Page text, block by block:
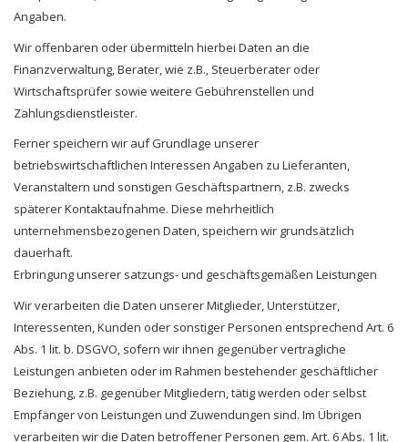
Angaben.
Wir offenbaren oder übermitteln hierbei Daten an die
Finanzverwaltung, Berater, wie z.B., Steuerberater oder
Wirtschaftsprüfer sowie weitere Gebührenstellen und
Zahlungsdienstleister.
Ferner speichern wir auf Grundlage unserer
betriebswirtschaftlichen Interessen Angaben zu Lieferanten,
Veranstaltern und sonstigen Geschäftspartnern, z.B. zwecks
späterer Kontaktaufnahme. Diese mehrheitlich
unternehmensbezogenen Daten, speichern wir grundsätzlich
dauerhaft.
Erbringung unserer satzungs- und geschäftsgemäßen Leistungen
Wir verarbeiten die Daten unserer Mitglieder, Unterstützer,
Interessenten, Kunden oder sonstiger Personen entsprechend Art. 6
Abs. 1 lit. b. DSGVO, sofern wir ihnen gegenüber vertragliche
Leistungen anbieten oder im Rahmen bestehender geschäftlicher
Beziehung, z.B. gegenüber Mitgliedern, tätig werden oder selbst
Empfänger von Leistungen und Zuwendungen sind. Im Übrigen
verarbeiten wir die Daten betroffener Personen gem. Art. 6 Abs. 1 lit.